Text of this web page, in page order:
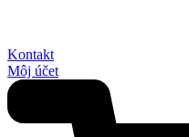
Kontakt
Môj účet